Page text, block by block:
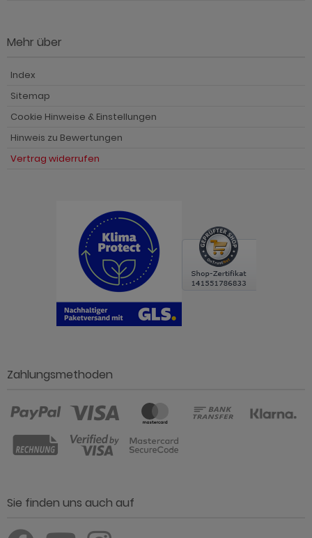
Mehr über
Index
Sitemap
Cookie Hinweise & Einstellungen
Hinweis zu Bewertungen
Vertrag widerrufen
Zahlungsmethoden
Sie finden uns auch auf